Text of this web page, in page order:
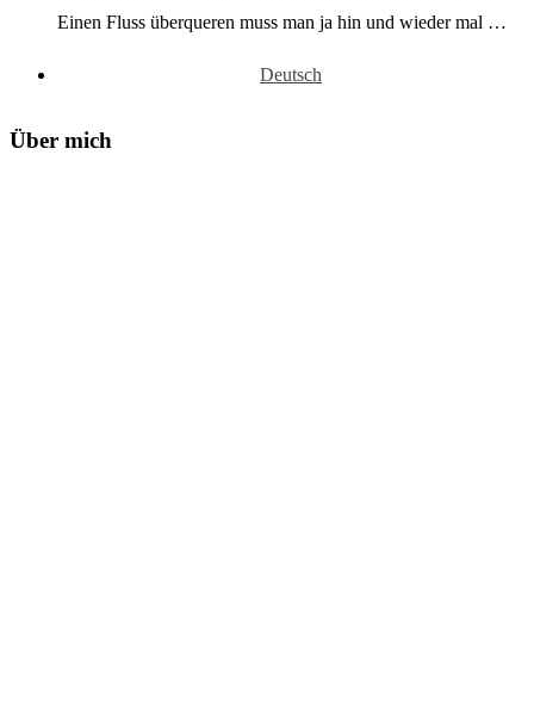
Einen Fluss überqueren muss man ja hin und wieder mal …
Deutsch
Über mich